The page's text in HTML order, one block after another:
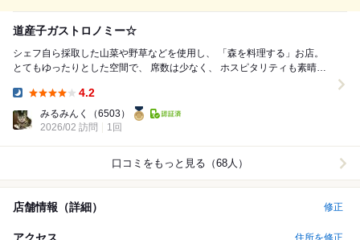
道産子ガストロノミー☆
シェフ自ら採取した山菜や野草などを使用し、 「森を料理する」お店。
とてもゆったりとした空間で、 席数は少なく、 ホスピタリティも素晴ら
4.2
みるみんく
（6503）
2026/02 訪問
1回
口コミをもっと見る（68人）
店舗情報（詳細） 修正
アクセス 住所を修正